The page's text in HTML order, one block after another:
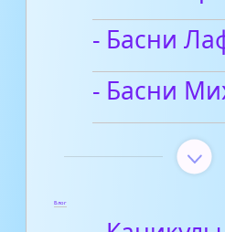
- Басни
- Басни
Блог